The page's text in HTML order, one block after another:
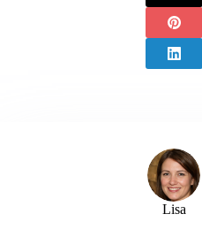
Lisa